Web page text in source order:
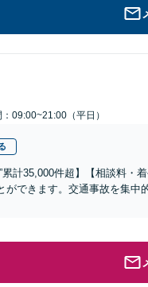
09:00~21:00（平日）
累計35,000件超】【相談料・
できます。交通事故を集中